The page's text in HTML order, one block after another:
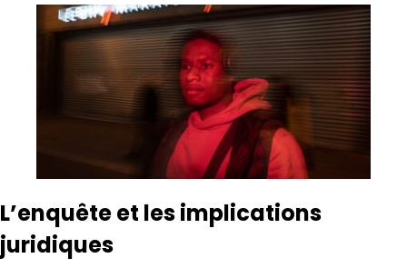
L’enquête et les implications
juridiques